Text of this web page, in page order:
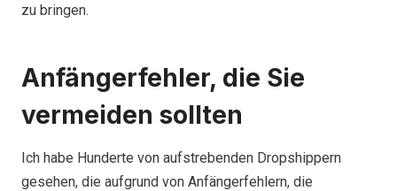
zu bringen.
Anfängerfehler, die Sie
vermeiden sollten
Ich habe Hunderte von aufstrebenden Dropshippern
gesehen, die aufgrund von Anfängerfehlern, die